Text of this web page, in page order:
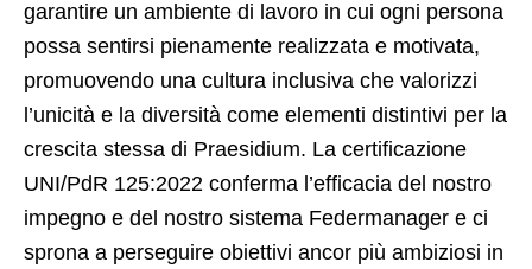
garantire un ambiente di lavoro in cui ogni persona
possa sentirsi pienamente realizzata e motivata,
promuovendo una cultura inclusiva che valorizzi
l’unicità e la diversità come elementi distintivi per la
crescita stessa di Praesidium. La certificazione
UNI/PdR 125:2022 conferma l’efficacia del nostro
impegno e del nostro sistema Federmanager e ci
sprona a perseguire obiettivi ancor più ambiziosi in